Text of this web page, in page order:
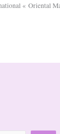
« Oriental